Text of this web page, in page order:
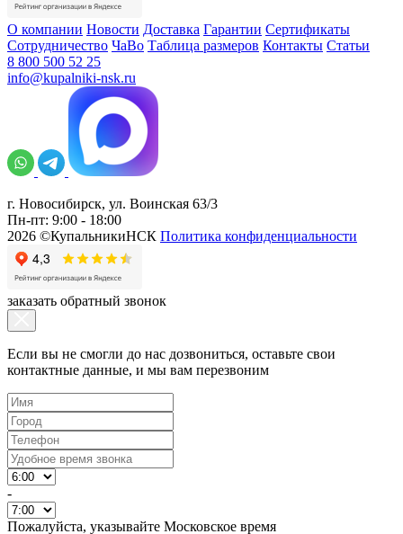
О компании Новости Доставка Гарантии Сертификаты
Сотрудничество ЧаВо Таблица размеров Контакты Статьи
8 800 500 52 25
info@kupalniki-nsk.ru
г. Новосибирск, ул. Воинская 63/3
Пн-пт: 9:00 - 18:00
2026 ©КупальникиНСК Политика конфиденциальности
заказать обратный звонок
Если вы не смогли до нас дозвониться, оставьте свои
контактные данные, и мы вам перезвоним
-
Пожалуйста, указывайте Московское время